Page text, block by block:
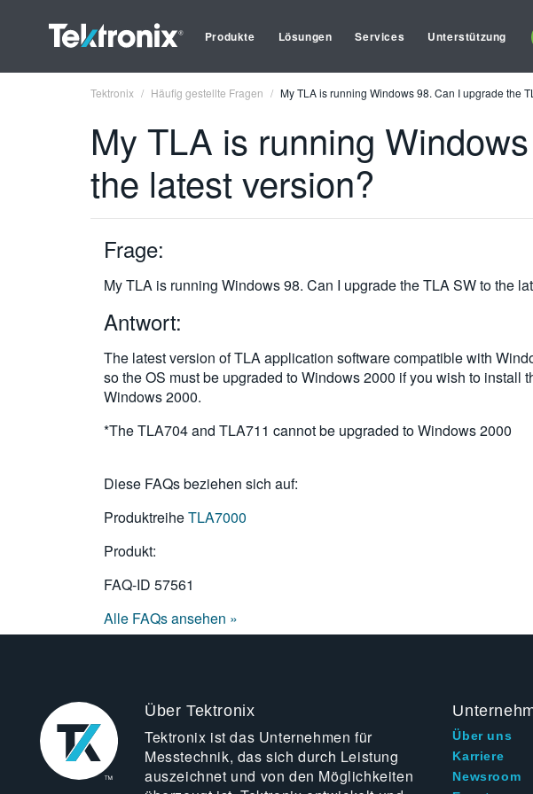
Produkte Lösungen Services Unterstützung
Tektronix Häufig gestellte Fragen My TLA is running Windows 98. Can I upgrade the
My TLA is running
the latest version?
Frage:
My TLA is running Windows 98. Can I upgrade the TLA SW to the
Antwort:
The latest version of TLA application software compatible with
so the OS must be upgraded to Windows 2000 if you wish to
Windows 2000.
*The TLA704 and TLA711 cannot be upgraded to Windows 2000
Diese FAQs beziehen sich auf:
ProduktreiheTLA7000
Produkt:
FAQ-ID 57561
Alle FAQs ansehen »
Über Tektronix
Tektronix ist das Unternehmen für
Messtechnik, das sich durch Leistung
auszeichnet und von den Möglichkeiten
Über uns
Karriere
Newsroom